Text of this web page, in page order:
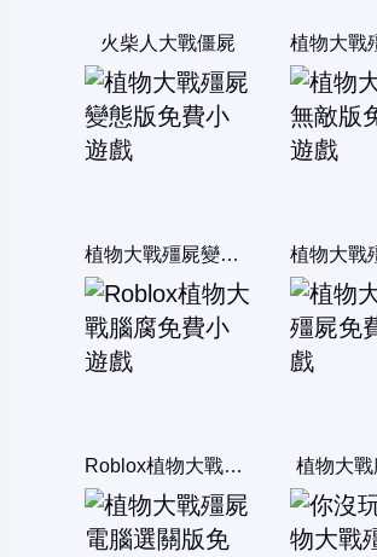
火柴人大戰僵屍
植物大戰殭屍變態版
Roblox植物大戰腦腐 植物大